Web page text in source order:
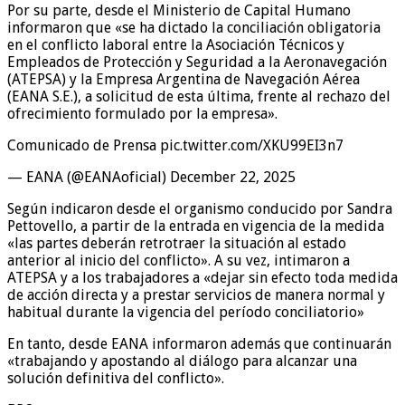
Por su parte, desde el Ministerio de Capital Humano
informaron que «se ha dictado la conciliación obligatoria
en el conflicto laboral entre la Asociación Técnicos y
Empleados de Protección y Seguridad a la Aeronavegación
(ATEPSA) y la Empresa Argentina de Navegación Aérea
(EANA S.E.), a solicitud de esta última, frente al rechazo del
ofrecimiento formulado por la empresa».
Comunicado de Prensa pic.twitter.com/XKU99EI3n7
— EANA (@EANAoficial) December 22, 2025
Según indicaron desde el organismo conducido por Sandra
Pettovello, a partir de la entrada en vigencia de la medida
«las partes deberán retrotraer la situación al estado
anterior al inicio del conflicto». A su vez, intimaron a
ATEPSA y a los trabajadores a «dejar sin efecto toda medida
de acción directa y a prestar servicios de manera normal y
habitual durante la vigencia del período conciliatorio»
En tanto, desde EANA informaron además que continuarán
«trabajando y apostando al diálogo para alcanzar una
solución definitiva del conflicto».